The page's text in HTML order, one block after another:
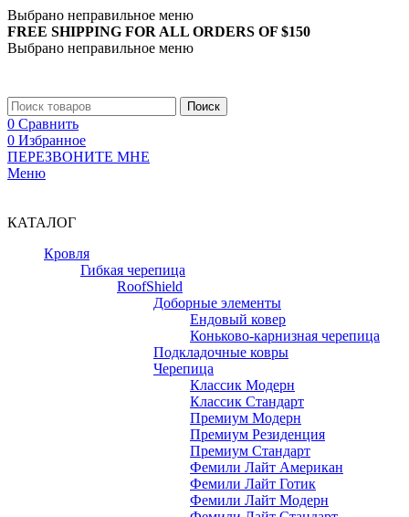
Выбрано неправильное меню
FREE SHIPPING FOR ALL ORDERS OF $150
Выбрано неправильное меню
Поиск
0 Сравнить
0 Избранное
ПЕРЕЗВОНИТЕ МНЕ
Меню
КАТАЛОГ
Кровля
Гибкая черепица
RoofShield
Доборные элементы
Ендовый ковер
Коньково-карнизная черепица
Подкладочные ковры
Черепица
Классик Модерн
Классик Стандарт
Премиум Модерн
Премиум Резиденция
Премиум Стандарт
Фемили Лайт Американ
Фемили Лайт Готик
Фемили Лайт Модерн